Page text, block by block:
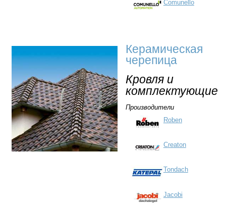
Comunello
Керамическая
черепица
Кровля и
комплектующие
Производители
Roben
Creaton
Tondach
Jacobi